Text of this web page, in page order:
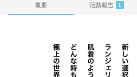
概要 活動報告 1